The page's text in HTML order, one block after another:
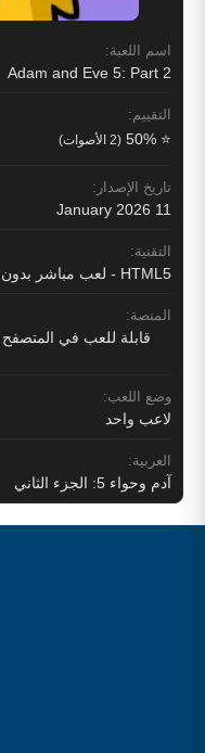
اسم اللعبة:
Adam and Eve 5: Part 2
التقييم:
⭐ 50% (2 الأصوات)
تاريخ الإصدار:
11 January 2026
التقنية:
HTML5 - لعب مباشر بدون إضافات
المنصة:
قابلة للعب في المتصفح
وضع اللعب:
لاعب واحد
العربية:
آدم وحواء 5: الجزء الثاني